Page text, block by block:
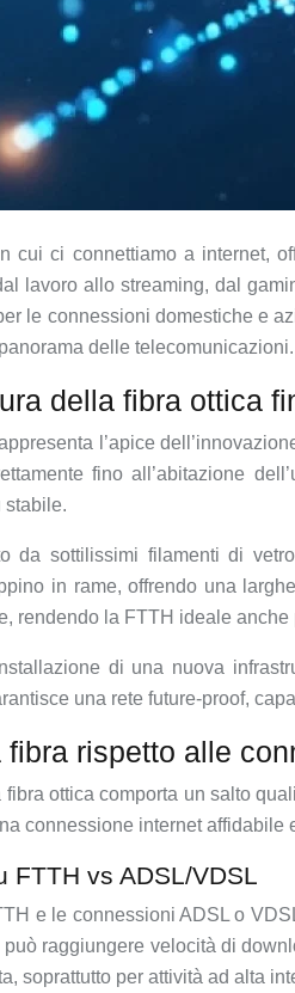
cui ci connettiamo a internet,
lavoro allo streaming, dal
le connessioni domestiche e
delle telecomunicazioni.
della fibra ottica
l’apice
fino all’abitazione
stabile.
da sottilissimi filamenti di
in rame, offrendo una
rendendo la FTTH ideale anche
di una nuova
una rete future-proof,
rispetto alle
ottica comporta un salto
connessione internet affidabile
FTTH vs ADSL/VDSL
e le connessioni ADSL o
raggiungere velocità di
soprattutto per attività ad alta